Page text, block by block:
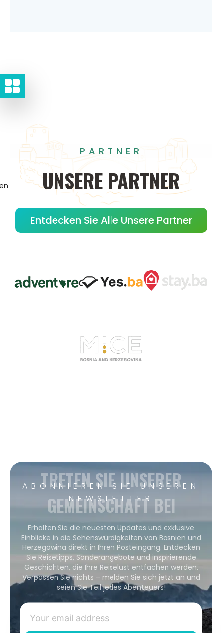
PARTNER
UNSERE PARTNER
Entdecken Sie Alle Unsere Partner
ABONNIEREN SIE UNSEREN
NEWSLETTER
TRETEN SIE UNSERER
GEMEINSCHAFT BEI
Erhalten Sie die neuesten Updates und exklusive
Einblicke in die Sehenswürdigkeiten von Bosnien und
Herzegowina direkt in Ihren Posteingang. Entdecken
Sie Reisetipps, Sonderangebote und inspirierende
Geschichten, die Ihre Reiselust entfachen werden.
Verpassen Sie nichts – melden Sie sich jetzt an und
seien Sie Teil jedes Abenteuers!